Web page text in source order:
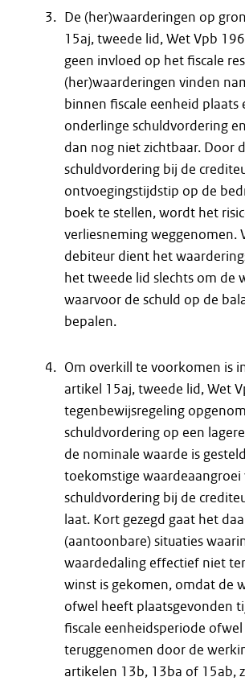
De (her)waarderingen op
15aj, tweede lid, Wet Vpb
geen invloed op het fiscale
(her)waarderingen vinden
binnen fiscale eenheid plaats
onderlinge schuldvordering
dan nog niet zichtbaar. Door
schuldvordering bij de
ontvoegingstijdstip op de
boek te stellen, wordt het
verliesneming weggenomen.
debiteur dient het
het tweede lid slechts om de
waarvoor de schuld op de
bepalen.
Om overkill te voorkomen is
artikel 15aj, tweede lid, Wet
tegenbewijsregeling
schuldvordering op een
de nominale waarde is
toekomstige waardeaangroei
schuldvordering bij de
laat. Kort gezegd gaat het
(aantoonbare) situaties
waardedaling effectief niet
winst is gekomen, omdat de
ofwel heeft plaatsgevonden
fiscale eenheidsperiode ofwel
teruggenomen door de
artikelen 13b, 13ba of 15ab,